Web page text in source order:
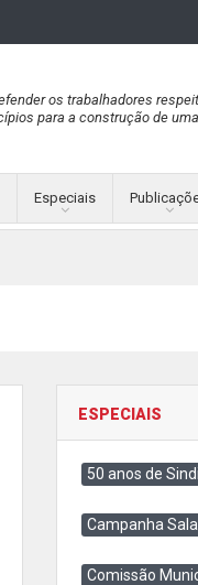
os trabalhadores
para a construção de
Especiais
ESPECIAIS
50 anos de
Campanha
Comissão